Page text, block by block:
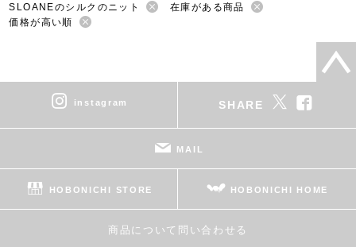
SLOANEのシルクのニット
在庫がある商品
価格が高い順
instagram SHARE
MAIL
HOBONICHI STORE HOBONICHI HOME
商品について問い合わせる